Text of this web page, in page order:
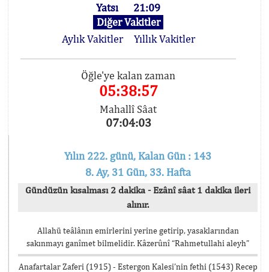
Yatsı
21:09
Diğer Vakitler
Aylık Vakitler
Yıllık Vakitler
Öğle'ye kalan zaman
05:38:57
Mahallî Sâat
07:04:03
Yılın 222. günü, Kalan Gün : 143
8. Ay, 31 Gün, 33. Hafta
Gündüzün kısalması 2 dakika - Ezânî sâat 1 dakika ileri
alınır.
Allahü teâlânın emirlerini yerine getirip, yasaklarından
sakınmayı ganîmet bilmelidir. Kâzerûnî “Rahmetullahi aleyh”
Anafartalar Zaferi (1915) - Estergon Kalesi’nin fethi (1543) Recep